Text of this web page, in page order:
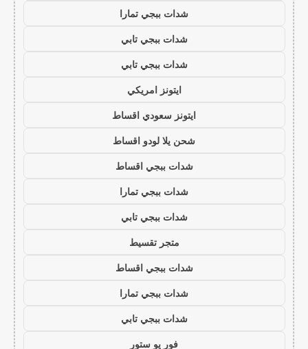
شدات ببجي تمارا
شدات ببجي تابي
شدات ببجي تابي
ايتونز امريكي
ايتونز سعودي اقساط
شحن يلا لودو اقساط
شدات ببجي اقساط
شدات ببجي تمارا
شدات ببجي تابي
متجر تقسيط
شدات ببجي اقساط
شدات ببجي تمارا
شدات ببجي تابي
فور يو ستور